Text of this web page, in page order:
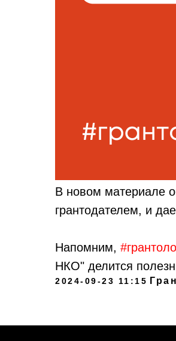
В новом материале
грантодателем, и
Напомним,
НКО" делится
2024-09-23 11:15